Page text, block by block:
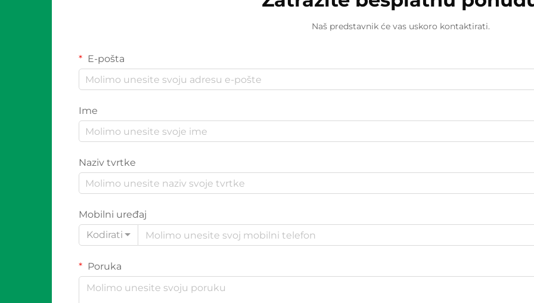
Naš predstavnik će vas uskoro kontaktirati.
E-pošta
Ime
Naziv tvrtke
Mobilni uređaj
Kodirati
Poruka